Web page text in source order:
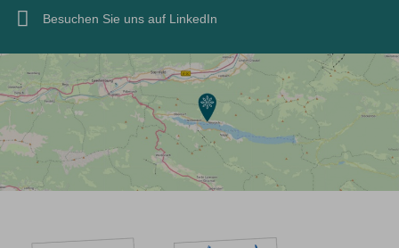
Besuchen Sie uns auf LinkedIn